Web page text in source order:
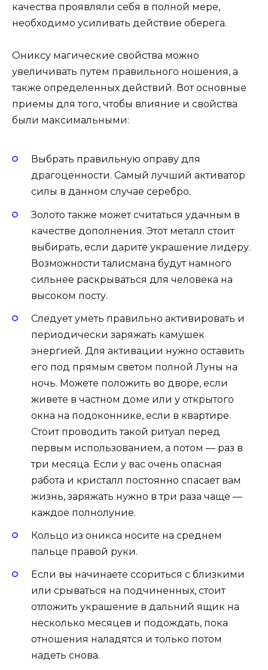
качества проявляли себя в полной мере,
необходимо усиливать действие оберега.
Ониксу магические свойства можно
увеличивать путем правильного ношения, а
также определенных действий. Вот основные
приемы для того, чтобы влияние и свойства
были максимальными:
Выбрать правильную оправу для
драгоценности. Самый лучший активатор
силы в данном случае серебро.
Золото также может считаться удачным в
качестве дополнения. Этот металл стоит
выбирать, если дарите украшение лидеру.
Возможности талисмана будут намного
сильнее раскрываться для человека на
высоком посту.
Следует уметь правильно активировать и
периодически заряжать камушек
энергией. Для активации нужно оставить
его под прямым светом полной Луны на
ночь. Можете положить во дворе, если
живете в частном доме или у открытого
окна на подоконнике, если в квартире.
Стоит проводить такой ритуал перед
первым использованием, а потом — раз в
три месяца. Если у вас очень опасная
работа и кристалл постоянно спасает вам
жизнь, заряжать нужно в три раза чаще —
каждое полнолуние.
Кольцо из оникса носите на среднем
пальце правой руки.
Если вы начинаете ссориться с близкими
или срываться на подчиненных, стоит
отложить украшение в дальний ящик на
несколько месяцев и подождать, пока
отношения наладятся и только потом
надеть снова.